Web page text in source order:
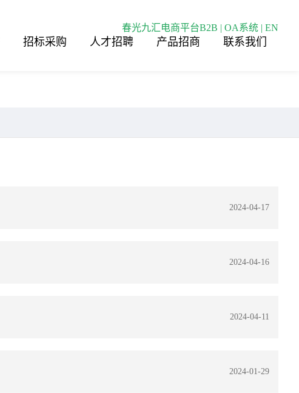
春光九汇电商平台B2B |OA系统 |EN
招标采购 人才招聘 产品招商 联系我们
2024-04-17
2024-04-16
2024-04-11
2024-01-29